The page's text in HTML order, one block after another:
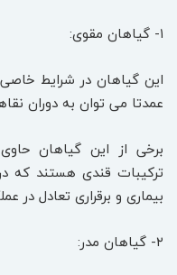
۱- گیاهان مقوی:
این گیاهان در شرایط
عمدتا می توان به دوران
برخی از این گیاهان
ترکیبات قندی هستند که
بیماری و برقراری تعادل در
۲- گیاهان مدر: